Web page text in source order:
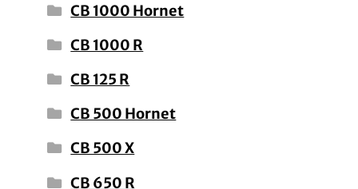
CB 1000 Hornet
CB 1000 R
CB 125 R
CB 500 Hornet
CB 500 X
CB 650 R